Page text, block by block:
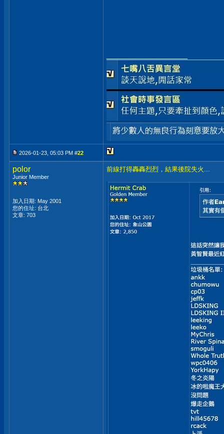
2026-01-23, 05:03 PM #22
polor
Junior Member
加入日期: May 2001
您的住址: 台北
文章: 703
前線打得轟轟烈烈，結果後院失火...